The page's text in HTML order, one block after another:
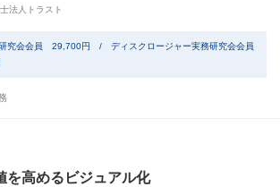
法人トラスト
研究会会員 29,700円 / ディスクロージャー実務研究会会員
を高めるビジュアル化